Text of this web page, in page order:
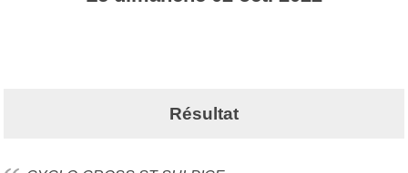
Résultat